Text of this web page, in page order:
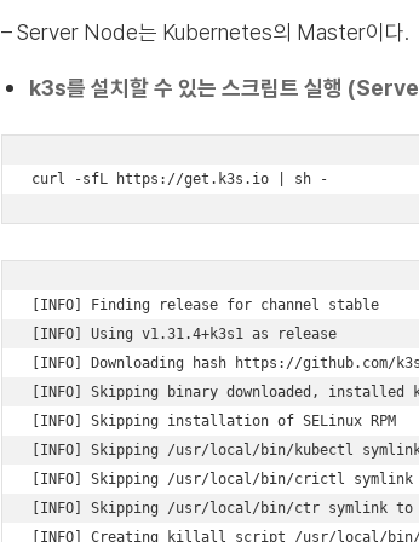
– Server Node는 Kubernetes의 Master이다.
k3s를 설치할 수 있는 스크립트 실행
curl -sfL https://get.k3s.io | sh -
[INFO] Finding release for channel stable
[INFO] Using v1.31.4+k3s1 as release
[INFO] Downloading hash https://github.com/
[INFO] Skipping binary downloaded, installed
[INFO] Skipping installation of SELinux RPM
[INFO] Skipping /usr/local/bin/kubectl
[INFO] Skipping /usr/local/bin/crictl
[INFO] Skipping /usr/local/bin/ctr symlink
[INFO] Creating killall script /usr/local/